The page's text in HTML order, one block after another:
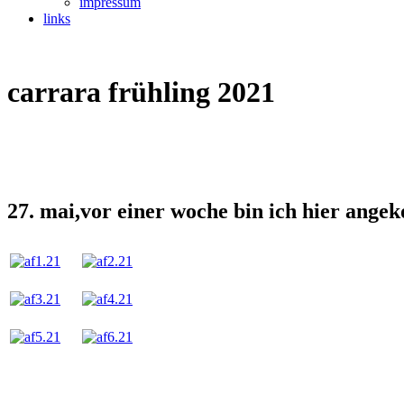
links
carrara frühling 2021
27. mai,vor einer woche bin ich hier